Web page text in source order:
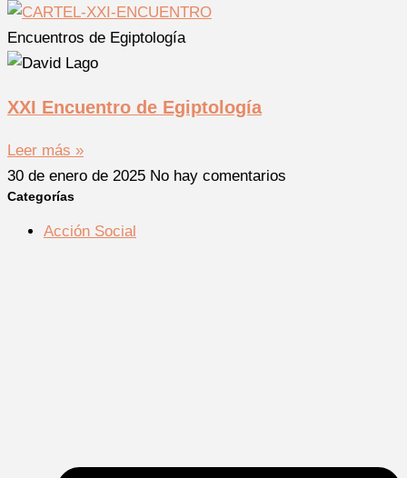
Encuentros de Egiptología
XXI Encuentro de Egiptología
Leer más »
30 de enero de 2025 No hay comentarios
Categorías
Acción Social